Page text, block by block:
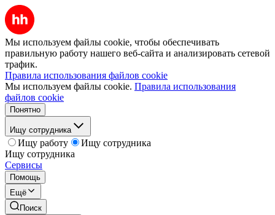
Мы используем файлы cookie, чтобы обеспечивать
правильную работу нашего веб-сайта и анализировать сетевой
трафик.
Правила использования файлов cookie
Мы используем файлы cookie. Правила использования
файлов cookie
Понятно
Ищу сотрудника
Ищу работу
Ищу сотрудника
Ищу сотрудника
Сервисы
Помощь
Ещё
Поиск